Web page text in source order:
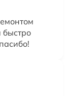
быстро